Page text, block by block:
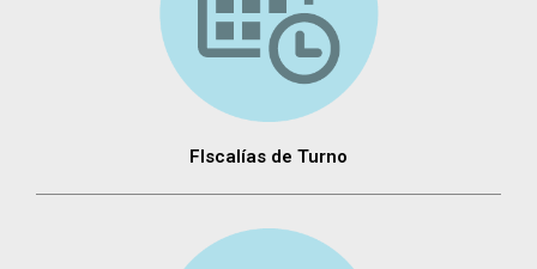
FIscalías de Turno